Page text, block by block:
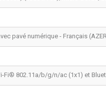
pavé numérique - Français
Fi® 802.11a/b/g/n/ac (1x1) et